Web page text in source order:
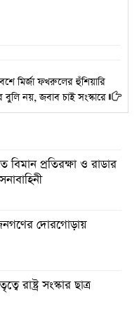
মির্জা ফখরুলের হুঁশিয়ারি
বুলি নয়, জবাব চাই সংস্কারে
বিমান প্রতিরক্ষা ও রাডার
জনগণের দোরগোড়ায়
রাষ্ট্র সংস্কার ছাত্র